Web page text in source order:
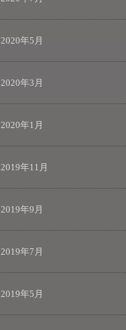
2020年5月
2020年3月
2020年1月
2019年11月
2019年9月
2019年7月
2019年5月